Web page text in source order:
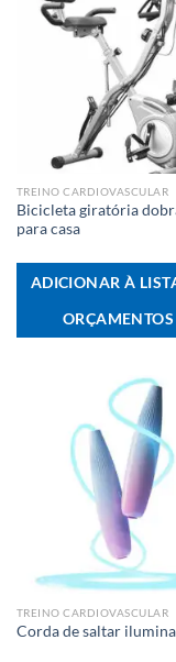
TREINO CARDIOVASCULAR
Bicicleta giratória
para casa
ADICIONAR À
ORÇAMENTOS
TREINO CARDIOVASCULAR
Corda de saltar